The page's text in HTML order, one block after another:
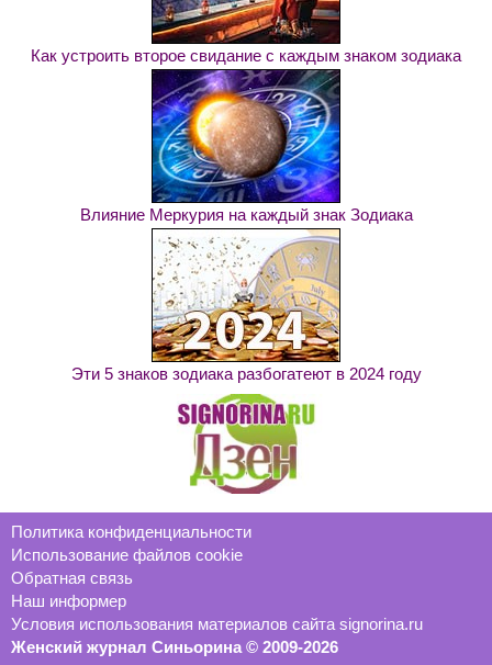
Как устроить второе свидание с каждым знаком зодиака
Влияние Меркурия на каждый знак Зодиака
Эти 5 знаков зодиака разбогатеют в 2024 году
Политика конфиденциальности
Использование файлов cookie
Обратная связь
Наш информер
Условия использования материалов сайта signorina.ru
Женский журнал Синьорина © 2009-2026